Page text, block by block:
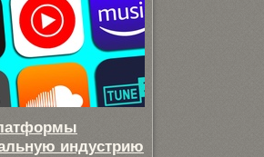
индустрию